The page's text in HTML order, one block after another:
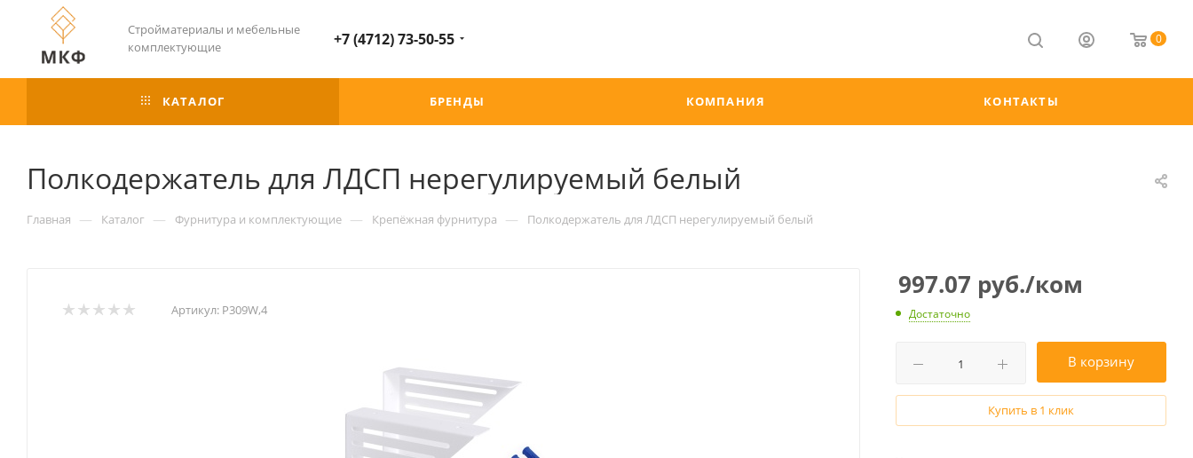
Стройматериалы и мебельные
комплектующие
+7 (4712) 73-50-55 0
КАТАЛОГ БРЕНДЫ КОМПАНИЯ КОНТАКТЫ
Полкодержатель для ЛДСП нерегулируемый белый
Главная — Каталог — Фурнитура и комплектующие — Крепёжная фурнитура — Полкодержатель для ЛДСП нерегулируемый белый
Артикул: P309W,4
997.07 руб./ком
Достаточно
В корзину
Купить в 1 клик